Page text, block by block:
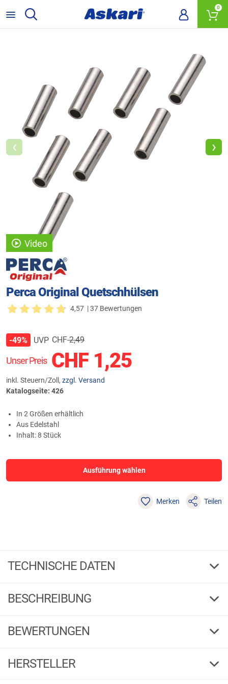
0
Video
‹ ›
Perca Original Quetschhülsen
4,57 | 37 Bewertungen
Unser Preis CHF1,25
inkl. Steuern/Zoll, zzgl. Versand
-49% UVP CHF2,49
Katalogseite: 426
In 2 Größen erhältlich
Aus Edelstahl
Inhalt: 8 Stück
Ausführung wählen
Merken Teilen
TECHNISCHE DATEN
BESCHREIBUNG
BEWERTUNGEN
4,57
HERSTELLER